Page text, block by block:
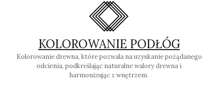
KOLOROWANIE PODŁÓG
Kolorowanie drewna, które pozwala na uzyskanie pożądanego
odcienia, podkreślając naturalne walory drewna i
harmonizując z wnętrzem.